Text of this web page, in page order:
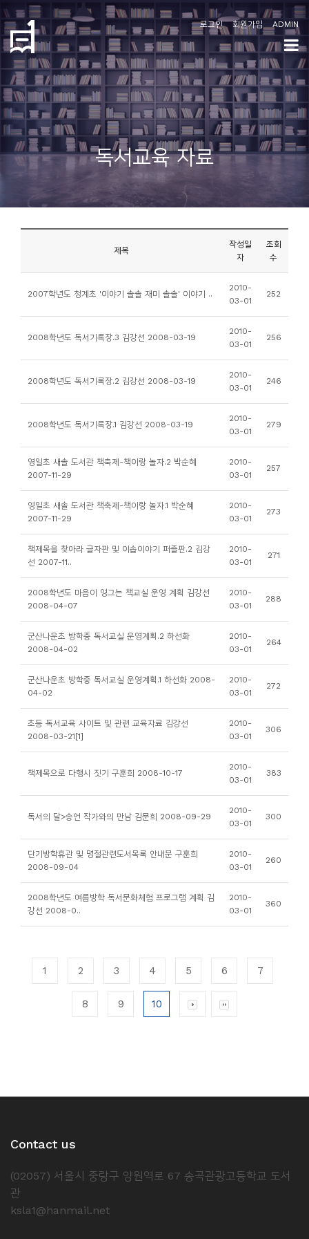
로그인 회원가입 ADMIN
독서교육 자료
제목
작성일
자
조회
수
2007학년도 청계초 '이야기 솔솔 재미 솔솔' 이야기 ..
2010-
03-01
252
2008학년도 독서기록장.3 김강선 2008-03-19
2010-
03-01
256
2008학년도 독서기록장.2 김강선 2008-03-19
2010-
03-01
246
2008학년도 독서기록장.1 김강선 2008-03-19
2010-
03-01
279
영일초 새솔 도서관 책축제-책이랑 놀자.2 박순혜
2007-11-29
2010-
03-01
257
영일초 새솔 도서관 책축제-책이랑 놀자.1 박순혜
2007-11-29
2010-
03-01
273
책제목을 찾아라 글자판 및 이솝이야기 퍼즐판.2 김강
선 2007-11..
2010-
03-01
271
2008학년도 마음이 영그는 책교실 운영 계획 김강선
2008-04-07
2010-
03-01
288
군산나운초 방학중 독서교실 운영계획.2 하선화
2008-04-02
2010-
03-01
264
군산나운초 방학중 독서교실 운영계획.1 하선화 2008-
04-02
2010-
03-01
272
초등 독서교육 사이트 및 관련 교육자료 김강선
2008-03-21[1]
2010-
03-01
306
책제목으로 다행시 짓기 구훈희 2008-10-17
2010-
03-01
383
독서의 달>송언 작가와의 만남 김문희 2008-09-29
2010-
03-01
300
단기방학휴관 및 명절관련도서목록 안내문 구훈희
2008-09-04
2010-
03-01
260
2008학년도 여름방학 독서문화체험 프로그램 계획 김
강선 2008-0..
2010-
03-01
360
1 2 3 4 5 6 7
8 9 10
Contact us
(02057) 서울시 중랑구 양원역로 67 송곡관광고등학교 도서
관
ksla1@hanmail.net
학
도
협
소
개
지
사
아
첩
자
및